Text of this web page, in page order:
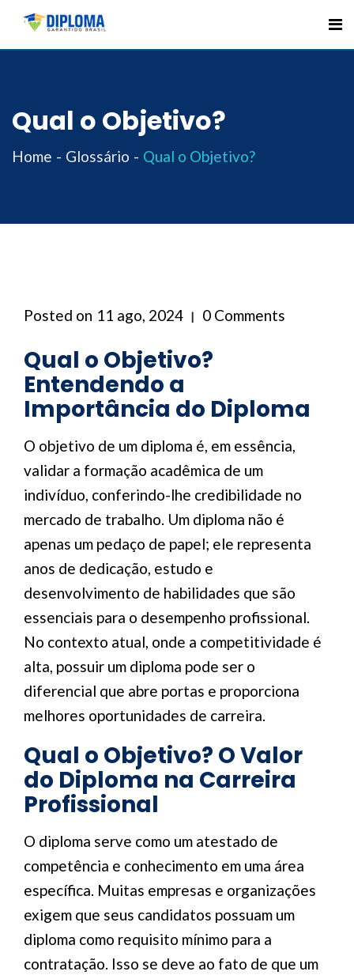
Skip
Qual o Objetivo?
Home Glossário Qual o Objetivo?
Posted on 11 ago, 2024 0 Comments
Qual o Objetivo?
Entendendo a
Importância do Diploma
O objetivo de um diploma é, em essência,
validar a formação acadêmica de um
indivíduo, conferindo-lhe credibilidade no
mercado de trabalho. Um diploma não é
apenas um pedaço de papel; ele representa
anos de dedicação, estudo e
desenvolvimento de habilidades que são
essenciais para o desempenho profissional.
No contexto atual, onde a competitividade é
alta, possuir um diploma pode ser o
diferencial que abre portas e proporciona
melhores oportunidades de carreira.
Qual o Objetivo? O Valor
do Diploma na Carreira
Profissional
O diploma serve como um atestado de
competência e conhecimento em uma área
específica. Muitas empresas e organizações
exigem que seus candidatos possuam um
diploma como requisito mínimo para a
contratação. Isso se deve ao fato de que um